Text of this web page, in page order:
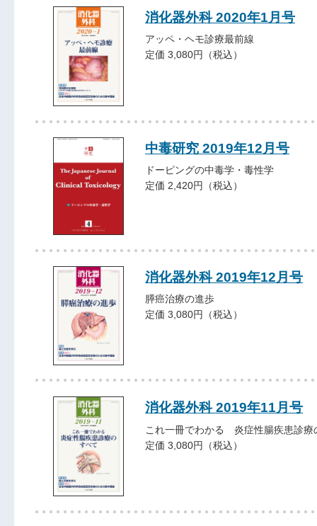
消化器外科 2020年1月号
アッペ・ヘモ診療最前線
定価 3,080円（税込）
中毒研究 2019年12月号
ドーピングの中毒学・毒性学
定価 2,420円（税込）
消化器外科 2019年12月号
膵癌治療の進歩
定価 3,080円（税込）
消化器外科 2019年11月号
これ一冊でわかる 炎症性腸疾患診療
定価 3,080円（税込）